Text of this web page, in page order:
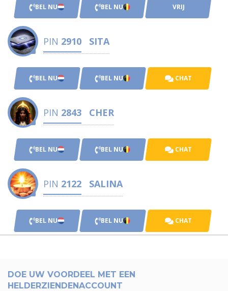
BEL NU BEL NU VRIJ
PIN 2910 SITA
BEL NU BEL NU CHAT
PIN 2843 CHER
BEL NU BEL NU CHAT
PIN 2122 SALINA
BEL NU BEL NU CHAT
DOE UW VOORDEEL MET EEN
HELDERZIENDENACCOUNT